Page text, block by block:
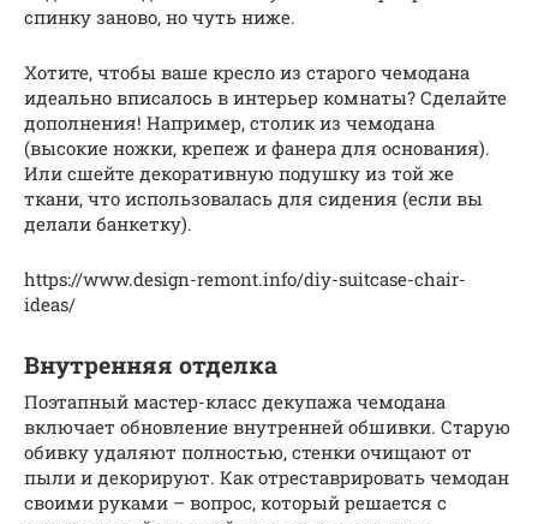
спинку заново, но чуть ниже.
Хотите, чтобы ваше кресло из старого чемодана
идеально вписалось в интерьер комнаты? Сделайте
дополнения! Например, столик из чемодана
(высокие ножки, крепеж и фанера для основания).
Или сшейте декоративную подушку из той же
ткани, что использовалась для сидения (если вы
делали банкетку).
https://www.design-remont.info/diy-suitcase-chair-
ideas/
Внутренняя отделка
Поэтапный мастер-класс декупажа чемодана
включает обновление внутренней обшивки. Старую
обивку удаляют полностью, стенки очищают от
пыли и декорируют. Как отреставрировать чемодан
своими руками – вопрос, который решается с